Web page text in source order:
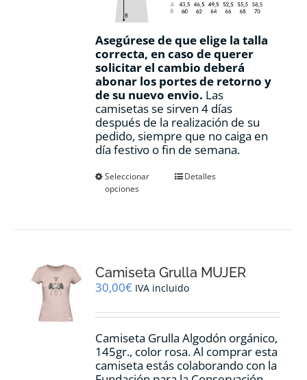
Asegúrese de que elige la talla
correcta, en caso de querer
solicitar el cambio deberá
abonar los portes de retorno y
de su nuevo envio. Las
camisetas se sirven 4 días
después de la realización de su
pedido, siempre que no caiga en
día festivo o fin de semana.
Seleccionar
opciones
Este
se
pueden
en
página
de
producto
Detalles
Camiseta Grulla MUJER
30,00€ IVA incluido
Camiseta Grulla Algodón orgánico,
145gr., color rosa. Al comprar esta
camiseta estás colaborando con la